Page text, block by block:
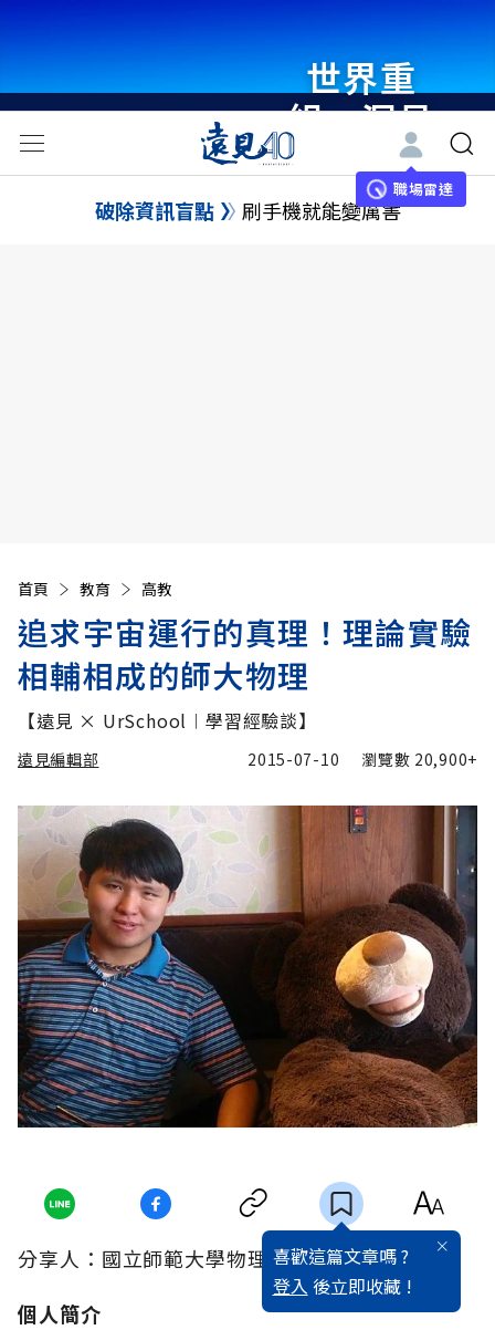
世界重
組・洞見
未來 與
世界領袖
職場雷達
破除資訊盲點 刷手機就能變厲害
首頁 教育 高教
追求宇宙運行的真理！理論實驗
相輔相成的師大物理
【遠見 × UrSchool︱學習經驗談】
遠見編輯部 2015-07-10 瀏覽數 20,900+
喜歡這篇文章嗎 ?
登入 後立即收藏 !
分享人：國立師範大學物理系／謝允宏
個人簡介